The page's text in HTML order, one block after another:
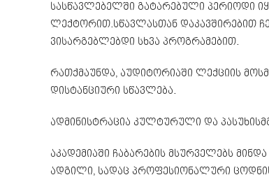
სასწავლებელში გატარებული პერიოდი
ლექტორით.სწავლასთან დაკავშირებით
ვისარგებლებდი სხვა პროგრამებით.
რათქმაუნდა, აუდიტორიაში ლექციის
დისტანციური სწავლება.
ადმინისტრაცია კულტურული და
აკადემიაში ჩაბარების მსურველებს
ადგილი, სადაც პროფესიონალური